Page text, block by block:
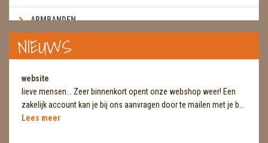
ARMBANDEN
BOEKEN & KAARTEN E.A.R.T.H.
BROEKZAKSTENEN
CADEAUBONNEN
NIEUWS
website
lieve mensen... Zeer binnenkort opent onze webshop weer! Een
zakelijk account kan je bij ons aanvragen door te mailen met je b...
Lees meer